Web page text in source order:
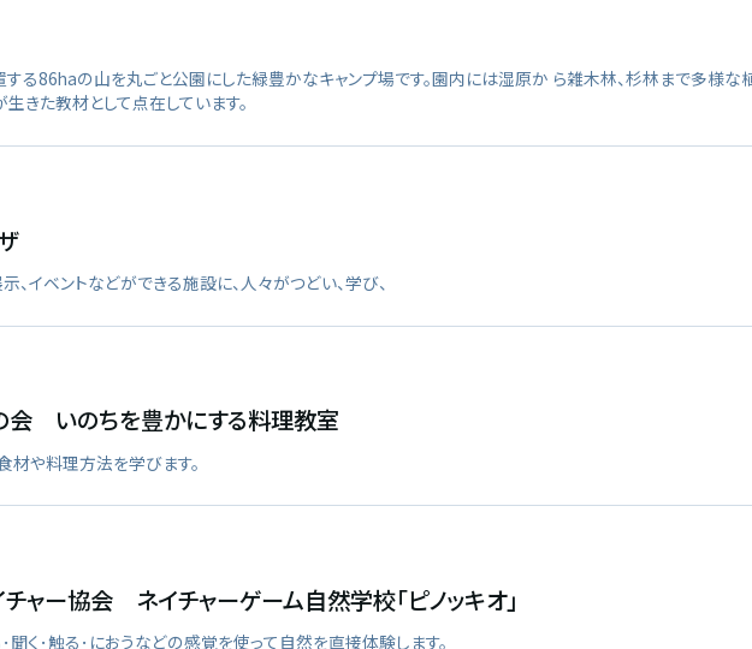
る86haの山を丸ごと公園にした緑豊かなキャンプ場です。園内には湿原か ら雑木林、杉林まで多様な
きた教材として点在しています。
イベントなどができる施設に、人々がつどい、学び、
会 いのちを豊かにする料理教室
材や料理方法を学びます。
ャー協会 ネイチャーゲーム自然学校「ピノッキオ」
聞く･触る･におうなどの感覚を使って自然を直接体験します。